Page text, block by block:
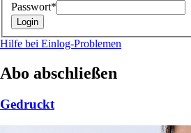
Passwort*
Hilfe bei Einlog-Problemen
Abo abschließen
Gedruckt